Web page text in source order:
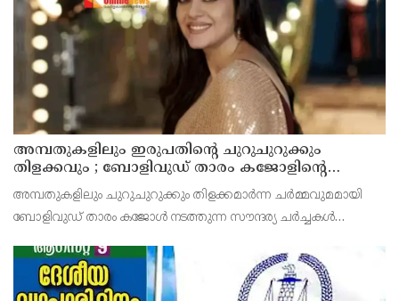
അമ്പതുകളിലും ഇരുപതിന്റെ ചുറുചുറുക്കും
തിളക്കവും ; ബോളിവുഡ് താരം കജോളിന്റെ
ഫിറ്റ്‌നസ് രഹസ്യങ്ങൾ പുറത്ത്
അമ്പതുകളിലും ചുറുചുറുക്കും തിളക്കമാർന്ന ചർമ്മവുമമായി
ബോളിവുഡ് താരം കജോൾ നടത്തുന്ന സൗന്ദര്യ ചർച്ചകൾ
സ്കിൻകെയർ റുട്ടീനുകളോ കടുത്ത ഡയറ്റുകളോ അല്ല, മറിച്ച്
ലളിതമ